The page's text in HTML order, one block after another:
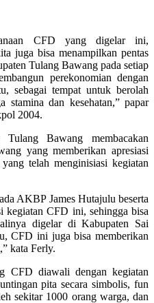
CFD yang digelar ini,
juga bisa menampilkan pentas
Tulang Bawang pada setiap
perekonomian dengan
sebagai tempat untuk berolah
stamina dan kesehatan,” papar
2004.
Bawang membacakan
yang memberikan apresiasi
telah menginisiasi kegiatan
AKBP James Hutajulu beserta
kegiatan CFD ini, sehingga bisa
digelar di Kabupaten Sai
CFD ini juga bisa memberikan
kata Ferly.
CFD diawali dengan kegiatan
pita secara simbolis, fun
sekitar 1000 orang warga, dan